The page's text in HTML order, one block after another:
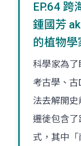
EP.64 跨
鍾國芳
的植物學
科學家為
考古學、古
法去解開
遷徙包含
式，其中